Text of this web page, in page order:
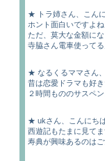
★ トラ姉さん、こん
ホント面白いですよ
ただ、莫大な金額に
寺脇さん電車使って
★ なるくるママさん
昔は恋愛ドラマも好
２時間もののサスペ
★ ukさん、こんにち
西遊記もたまに見て
寿典が興味あるのは